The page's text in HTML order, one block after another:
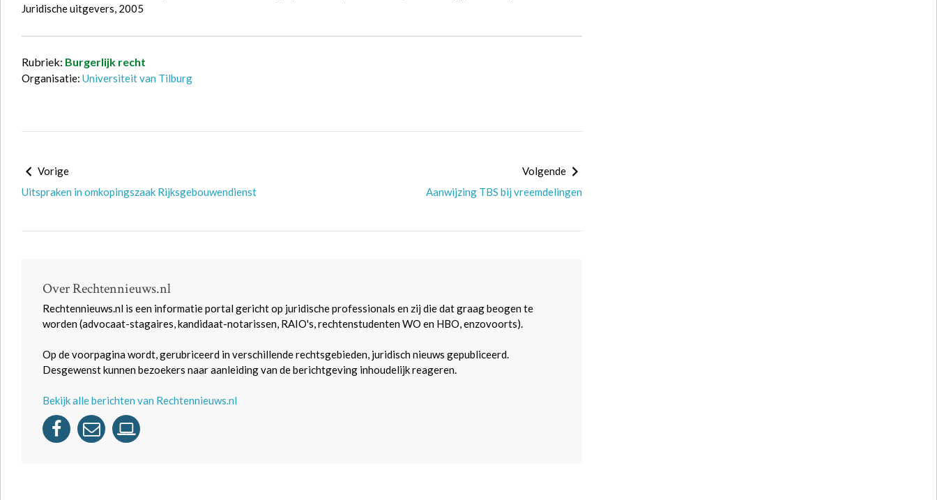
Juridische uitgevers, 2005
Rubriek: Burgerlijk recht
Organisatie: Universiteit van Tilburg
Vorige
Uitspraken in omkopingszaak Rijksgebouwendienst
Volgende
Aanwijzing TBS bij vreemdelingen
Over Rechtennieuws.nl
Rechtennieuws.nl is een informatie portal gericht op juridische professionals en zij die dat graag beogen te
worden (advocaat-stagaires, kandidaat-notarissen, RAIO's, rechtenstudenten WO en HBO, enzovoorts).
Op de voorpagina wordt, gerubriceerd in verschillende rechtsgebieden, juridisch nieuws gepubliceerd.
Desgewenst kunnen bezoekers naar aanleiding van de berichtgeving inhoudelijk reageren.
Bekijk alle berichten van Rechtennieuws.nl